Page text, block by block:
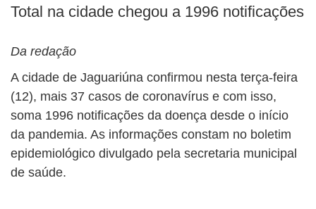
Total na cidade chegou a 1996 notificações
Da redação
A cidade de Jaguariúna confirmou nesta terça-feira
(12), mais 37 casos de coronavírus e com isso,
soma 1996 notificações da doença desde o início
da pandemia. As informações constam no boletim
epidemiológico divulgado pela secretaria municipal
de saúde.